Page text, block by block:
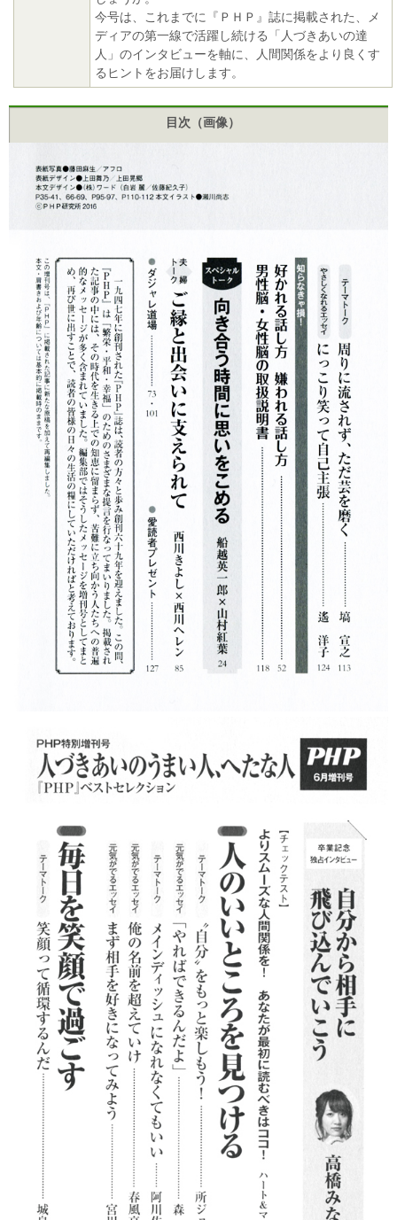
今号は、これまでに『ＰＨＰ』誌に掲載された、メ
ディアの第一線で活躍し続ける「人づきあいの達
人」のインタビューを軸に、人間関係をより良くす
るヒントをお届けします。
目次（画像）